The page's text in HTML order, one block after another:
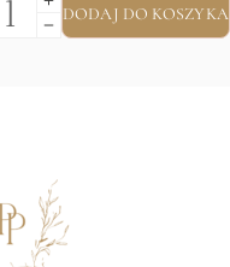
DODAJ DO KOSZYKA